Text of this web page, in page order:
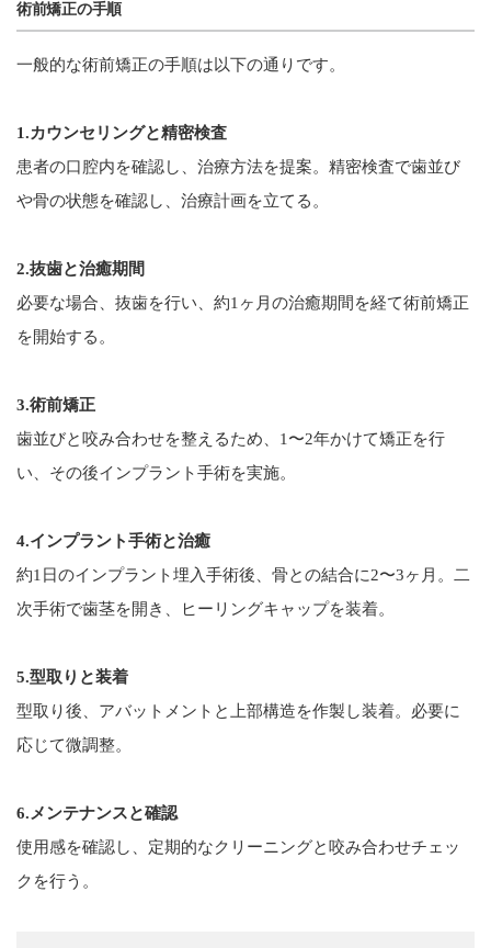
術前矯正の手順
一般的な術前矯正の手順は以下の通りです。
1.カウンセリングと精密検査
患者の口腔内を確認し、治療方法を提案。精密検査で歯並び
や骨の状態を確認し、治療計画を立てる。
2.抜歯と治癒期間
必要な場合、抜歯を行い、約1ヶ月の治癒期間を経て術前矯正
を開始する。
3.術前矯正
歯並びと咬み合わせを整えるため、1〜2年かけて矯正を行
い、その後インプラント手術を実施。
4.インプラント手術と治癒
約1日のインプラント埋入手術後、骨との結合に2〜3ヶ月。二
次手術で歯茎を開き、ヒーリングキャップを装着。
5.型取りと装着
型取り後、アバットメントと上部構造を作製し装着。必要に
応じて微調整。
6.メンテナンスと確認
使用感を確認し、定期的なクリーニングと咬み合わせチェッ
クを行う。